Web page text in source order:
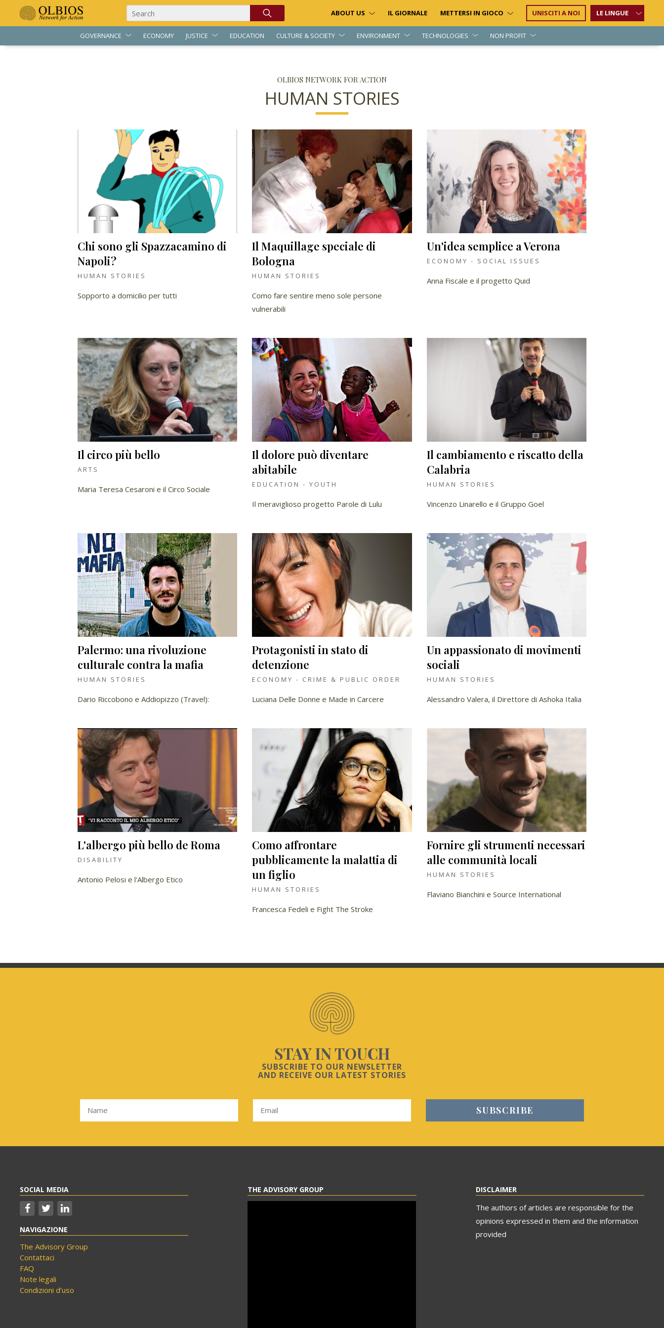
ABOUT US IL GIORNALE METTERSI IN GIOCO UNISCITI A NOI LE LINGUE
GOVERNANCE ECONOMY JUSTICE EDUCATION CULTURE & SOCIETY ENVIRONMENT TECHNOLOGIES NON PROFIT
OLBIOS NETWORK FOR ACTION
HUMAN STORIES
Chi sono gli Spazzacamino di
Napoli?
HUMAN STORIES
Sopporto a domicilio per tutti
Il Maquillage speciale di
Bologna
HUMAN STORIES
Como fare sentire meno sole persone
vulnerabili
Un'idea semplice a Verona
ECONOMY - SOCIAL ISSUES
Anna Fiscale e il progetto Quid
Il circo più bello
ARTS
Maria Teresa Cesaroni e il Circo Sociale
Il dolore può diventare
abitabile
EDUCATION - YOUTH
Il meraviglioso progetto Parole di Lulu
Il cambiamento e riscatto della
Calabria
HUMAN STORIES
Vincenzo Linarello e il Gruppo Goel
Palermo: una rivoluzione
culturale contra la mafia
HUMAN STORIES
Dario Riccobono e Addiopizzo (Travel):
Protagonisti in stato di
detenzione
ECONOMY - CRIME & PUBLIC ORDER
Luciana Delle Donne e Made in Carcere
Un appassionato di movimenti
sociali
HUMAN STORIES
Alessandro Valera, il Direttore di Ashoka Italia
L'albergo più bello de Roma
DISABILITY
Antonio Pelosi e l'Albergo Etico
Como affrontare
pubblicamente la malattia di
un figlio
HUMAN STORIES
Francesca Fedeli e Fight The Stroke
Fornire gli strumenti necessari
alle communità locali
HUMAN STORIES
Flaviano Bianchini e Source International
STAY IN TOUCH
SUBSCRIBE TO OUR NEWSLETTER
AND RECEIVE OUR LATEST STORIES
SOCIAL MEDIA
NAVIGAZIONE
The Advisory Group
Contattaci
FAQ
Note legali
Condizioni d’uso
THE ADVISORY GROUP DISCLAIMER
The authors of articles are responsible for the
opinions expressed in them and the information
provided